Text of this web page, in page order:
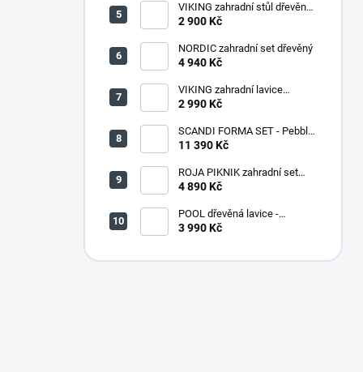
VIKING zahradní stůl dřevěný
PŘÍRODNÍ - 150 cm
2 900 Kč
NORDIC zahradní set dřevěný
4 940 Kč
VIKING zahradní lavice
dřevěná PŘÍRODNÍ - 180 cm
2 990 Kč
SCANDI FORMA SET - Pebble
grey/Soft biege
11 390 Kč
ROJA PIKNIK zahradní set
dřevěný - 160 cm - lakovaný
4 890 Kč
POOL dřevěná lavice -
PŘÍRODNÍ
3 990 Kč